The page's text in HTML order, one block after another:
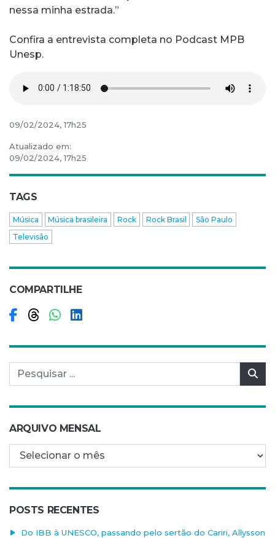
nessa minha estrada.”
Confira a entrevista completa no Podcast MPB
Unesp.
09/02/2024, 17h25
Atualizado em:
09/02/2024, 17h25
TAGS
Música Música brasileira Rock Rock Brasil
São Paulo
Televisão
COMPARTILHE
Compartilhar no Facebook
Compartilhar no Threads
Compartilhar no WhatsApp
Compartilhar no LinkedIn
Pesquisar por:
ARQUIVO MENSAL
Arquivo mensal
POSTS RECENTES
Do IBB à UNESCO, passando pelo sertão do Cariri, Allysson